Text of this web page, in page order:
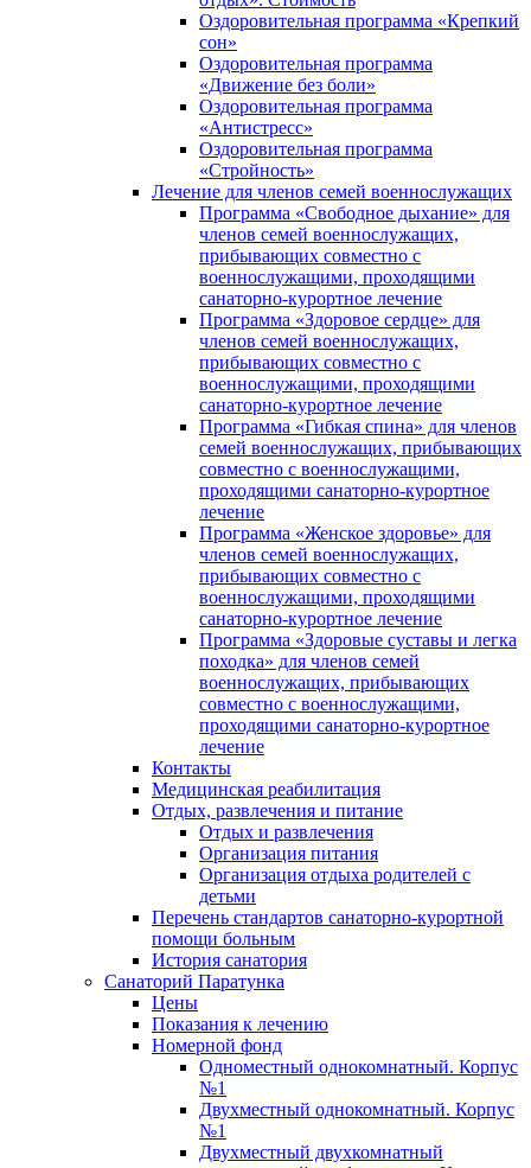
Оздоровительная программа «Крепкий
сон»
Оздоровительная программа
«Движение без боли»
Оздоровительная программа
«Антистресс»
Оздоровительная программа
«Стройность»
Лечение для членов семей военнослужащих
Программа «Свободное дыхание» для
членов семей военнослужащих,
прибывающих совместно с
военнослужащими, проходящими
санаторно-курортное лечение
Программа «Здоровое сердце» для
членов семей военнослужащих,
прибывающих совместно с
военнослужащими, проходящими
санаторно-курортное лечение
Программа «Гибкая спина» для членов
семей военнослужащих, прибывающих
совместно с военнослужащими,
проходящими санаторно-курортное
лечение
Программа «Женское здоровье» для
членов семей военнослужащих,
прибывающих совместно с
военнослужащими, проходящими
санаторно-курортное лечение
Программа «Здоровые суставы и легка
походка» для членов семей
военнослужащих, прибывающих
совместно с военнослужащими,
проходящими санаторно-курортное
лечение
Контакты
Медицинская реабилитация
Отдых, развлечения и питание
Отдых и развлечения
Организация питания
Организация отдыха родителей с
детьми
Перечень стандартов санаторно-курортной
помощи больным
История санатория
Санаторий Паратунка
Цены
Показания к лечению
Номерной фонд
Одноместный однокомнатный. Корпус
№1
Двухместный однокомнатный. Корпус
№1
Двухместный двухкомнатный